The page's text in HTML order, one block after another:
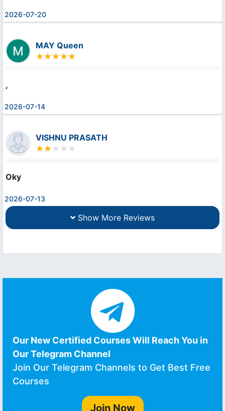
2026-07-20
MAY Queen
,
2026-07-14
VISHNU PRASATH
Oky
2026-07-13
Show More Reviews
Our New Certified Courses Will Reach You in
Our Telegram Channel
Join Our Telegram Channels to Get Best Free
Courses
Join Now